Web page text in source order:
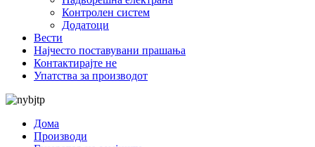
Контролен систем
Додатоци
Вести
Најчесто поставувани прашања
Контактирајте не
Упатства за производот
Дома
Производи